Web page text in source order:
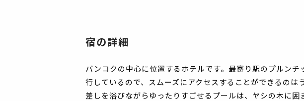
宿の詳細
バンコクの中心に位置するホテルです。最寄り駅のプルン
行しているので、スムーズにアクセスすることができるの
差しを浴びながらゆったりすごせるプールは、ヤシの木に囲